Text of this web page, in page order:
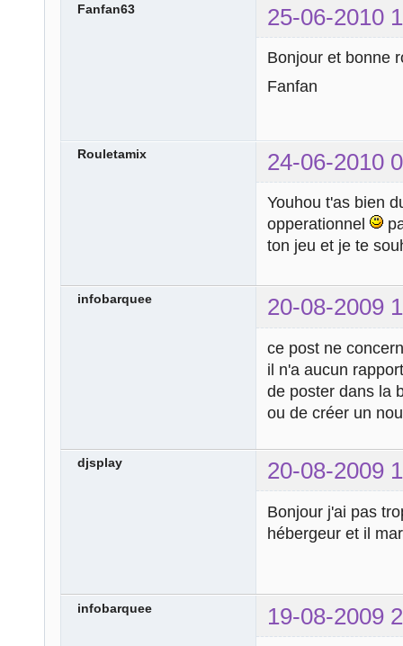
Fanfan63 25-06-2010
Bonjour et bonne
Fanfan
Rouletamix 24-06-2010
Youhou t'as bien
opperationnel
ton jeu et je te
infobarquee 20-08-2009
ce post ne
il n'a aucun
de poster dans la
ou de créer un
djsplay 20-08-2009
Bonjour j'ai pas
hébergeur et il
infobarquee 19-08-2009